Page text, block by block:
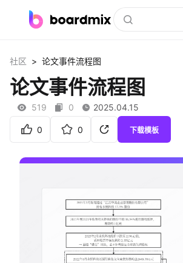
社区资源
下载
客户案例
社区 > 论文事件流程图
论文事件流程图
519 0 2025.04.15
0 0 下载模板